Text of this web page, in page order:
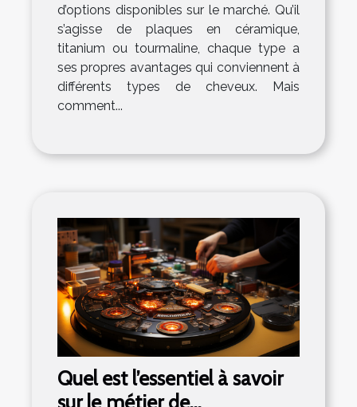
d’options disponibles sur le marché. Qu’il
s’agisse de plaques en céramique,
titanium ou tourmaline, chaque type a
ses propres avantages qui conviennent à
différents types de cheveux. Mais
comment...
Quel est l’essentiel à savoir